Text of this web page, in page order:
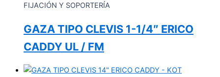
FIJACIÓN Y SOPORTERÍA
GAZA TIPO CLEVIS 1-1/4″ ERICO
CADDY UL / FM